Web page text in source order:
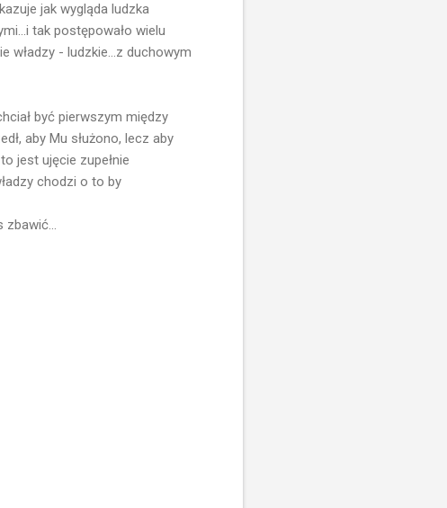
jak wygląda ludzka
tak postępowało wielu
władzy - ludzkie...z duchowym
być pierwszym między
aby Mu służono, lecz aby
jest ujęcie zupełnie
chodzi o to by
zbawić...